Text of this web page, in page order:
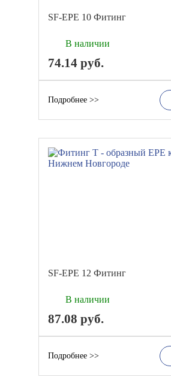
SF-EPE 10 Фитинг
В наличии
74.14 руб.
Подробнее >>
SF-EPE 12 Фитинг
В наличии
87.08 руб.
Подробнее >>